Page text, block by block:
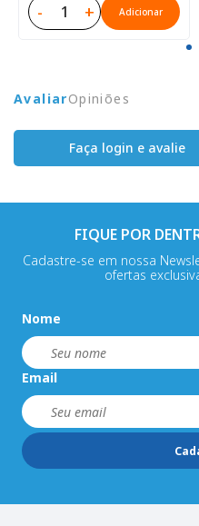
- + Adicionar
AvaliarOpiniões
Faça login e avalie
FIQUE POR
Cadastre-se em nossa
ofertas
Nome
Email